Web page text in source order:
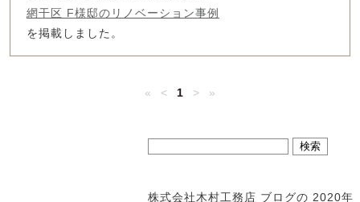
網干区 F様邸のリノベーション事例
を掲載しました。
« < 1 > »
株式会社木村工務店 ブログの 2020年